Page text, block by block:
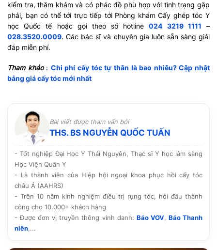
kiểm tra, thăm khám và có phác đồ phù hợp với tình trạng gặp
phải, bạn có thể tới trực tiếp tới Phòng khám Cấy ghép tóc Y
học Quốc tế hoặc gọi theo số hotline024 3219 1111 –
028.3520.0009. Các bác sĩ và chuyên gia luôn sẵn sàng giải
đáp miễn phí.
Tham khảo: Chi phí cấy tóc tự thân là bao nhiêu? Cập nhật
bảng giá cấy tóc mới nhất
Bài viết được tham vấn bởi
THS. BS NGUYỄN QUỐC TUẤN
- Tốt nghiệp Đại Học Y Thái Nguyên, Thạc sĩ Y học lâm sàng
Học Viện Quân Y
- Là thành viên của Hiệp hội ngoại khoa phục hồi cấy tóc
châu Á (AAHRS)
- Trên 10 năm kinh nghiệm điều trị rụng tóc, hói đầu thành
công cho 10.000+ khách hàng
- Được đơn vị truyền thông vinh danh: Báo VOV, Báo Thanh
niên,...